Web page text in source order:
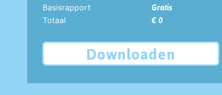
Basisrapport
Gratis
Totaal
€ 0
Downloaden